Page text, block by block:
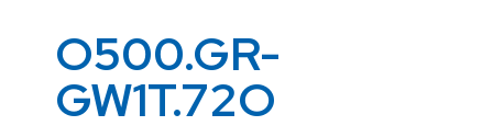
O500.GR-
GW1T.72O